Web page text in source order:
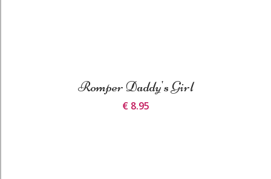
Romper Daddy's Girl
€ 8.95